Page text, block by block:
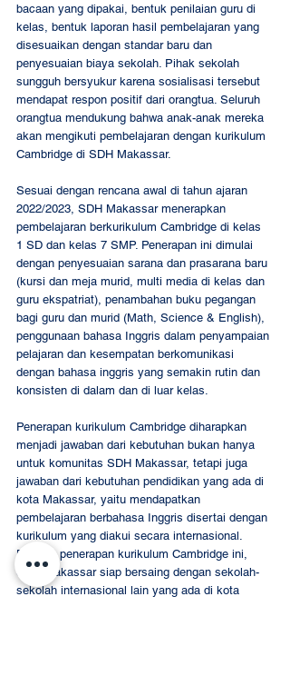
bacaan yang dipakai, bentuk penilaian guru di
kelas, bentuk laporan hasil pembelajaran yang
disesuaikan dengan standar baru dan
penyesuaian biaya sekolah. Pihak sekolah
sungguh bersyukur karena sosialisasi tersebut
mendapat respon positif dari orangtua. Seluruh
orangtua mendukung bahwa anak-anak mereka
akan mengikuti pembelajaran dengan kurikulum
Cambridge di SDH Makassar.
Sesuai dengan rencana awal di tahun ajaran
2022/2023, SDH Makassar menerapkan
pembelajaran berkurikulum Cambridge di kelas
1 SD dan kelas 7 SMP. Penerapan ini dimulai
dengan penyesuaian sarana dan prasarana baru
(kursi dan meja murid, multi media di kelas dan
guru ekspatriat), penambahan buku pegangan
bagi guru dan murid (Math, Science & English),
penggunaan bahasa Inggris dalam penyampaian
pelajaran dan kesempatan berkomunikasi
dengan bahasa inggris yang semakin rutin dan
konsisten di dalam dan di luar kelas.
Penerapan kurikulum Cambridge diharapkan
menjadi jawaban dari kebutuhan bukan hanya
untuk komunitas SDH Makassar, tetapi juga
jawaban dari kebutuhan pendidikan yang ada di
kota Makassar, yaitu mendapatkan
pembelajaran berbahasa Inggris disertai dengan
kurikulum yang diakui secara internasional.
Dengan penerapan kurikulum Cambridge ini,
SDH Makassar siap bersaing dengan sekolah-
sekolah internasional lain yang ada di kota